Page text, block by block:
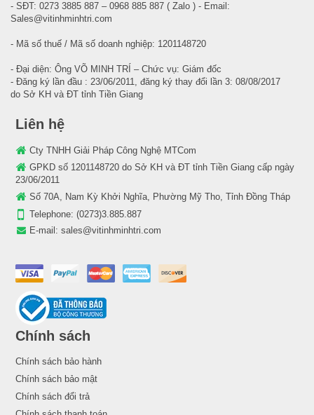
- SĐT: 0273 3885 887 – 0968 885 887 ( Zalo ) - Email:
Sales@vitinhminhtri.com
- Mã số thuế / Mã số doanh nghiệp: 1201148720
- Đại diện: Ông VÕ MINH TRÍ – Chức vụ: Giám đốc
- Đăng ký lần đầu : 23/06/2011, đăng ký thay đổi lần 3: 08/08/2017
do Sở KH và ĐT tỉnh Tiền Giang
Liên hệ
Cty TNHH Giải Pháp Công Nghệ MTCom
GPKD số 1201148720 do Sở KH và ĐT tỉnh Tiền Giang cấp ngày
23/06/2011
Số 70A, Nam Kỳ Khởi Nghĩa, Phường Mỹ Tho, Tỉnh Đồng Tháp
Telephone: (0273)3.885.887
E-mail: sales@vitinhminhtri.com
Chính sách
Chính sách bảo hành
Chính sách bảo mật
Chính sách đổi trả